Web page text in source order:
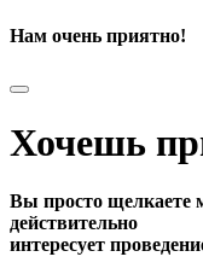
Нам очень приятно!
Хочешь
Вы просто щелкаете
действительно
интересует